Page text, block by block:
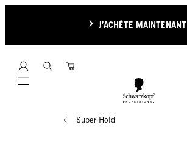
J’ACHÈTE MAINTENANT
Mobile navigation
Super Hold